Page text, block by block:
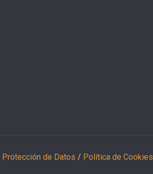
Protección de Datos / Política de Cookies